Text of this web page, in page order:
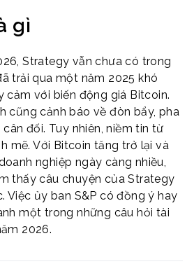
gì
Strategy vẫn chưa có trong
trải qua một năm 2025 khó
cảm với biến động giá Bitcoin.
cũng cảnh báo về đòn bẩy, pha
đối. Tuy nhiên, niềm tin từ
mẽ. Với Bitcoin tăng trở lại và
nghiệp ngày càng nhiều,
thấy câu chuyện của Strategy
Việc ủy ban S&P có đồng ý hay
một trong những câu hỏi tài
2026.